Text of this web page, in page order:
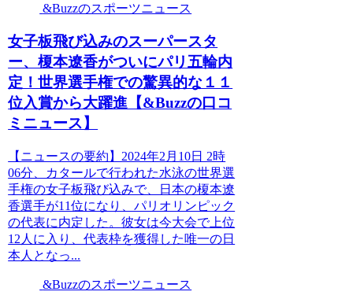
&Buzzのスポーツニュース
女子板飛び込みのスーパースタ
ー、榎本遼香がついにパリ五輪内
定！世界選手権での驚異的な１１
位入賞から大躍進【&Buzzの口コ
ミニュース】
【ニュースの要約】2024年2月10日 2時
06分、カタールで行われた水泳の世界選
手権の女子板飛び込みで、日本の榎本遼
香選手が11位になり、パリオリンピック
の代表に内定した。彼女は今大会で上位
12人に入り、代表枠を獲得した唯一の日
本人となっ...
&Buzzのスポーツニュース